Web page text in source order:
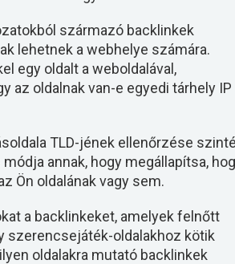
származó backlinkek
lehetnek a webhelye számára.
egy oldalt a weboldalával,
az oldalnak van-e egyedi tárhely IP
TLD-jének ellenőrzése
annak, hogy megállapítsa,
Ön oldalának vagy sem.
a backlinkeket, amelyek felnőtt
szerencsejáték-oldalakhoz kötik
oldalakra mutató backlinkek